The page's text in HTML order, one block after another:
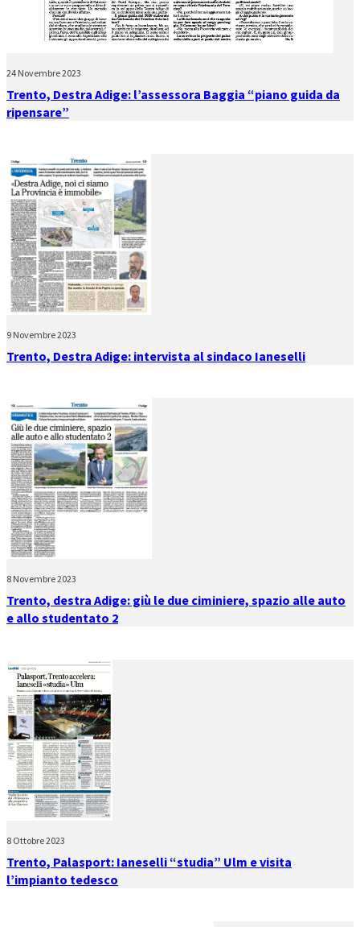
24 Novembre 2023
Trento, Destra Adige: l’assessora Baggia “piano guida da
ripensare”
9 Novembre 2023
Trento, Destra Adige: intervista al sindaco Ianeselli
8 Novembre 2023
Trento, destra Adige: giù le due ciminiere, spazio alle auto
e allo studentato 2
8 Ottobre 2023
Trento, Palasport: Ianeselli “studia” Ulm e visita
l’impianto tedesco